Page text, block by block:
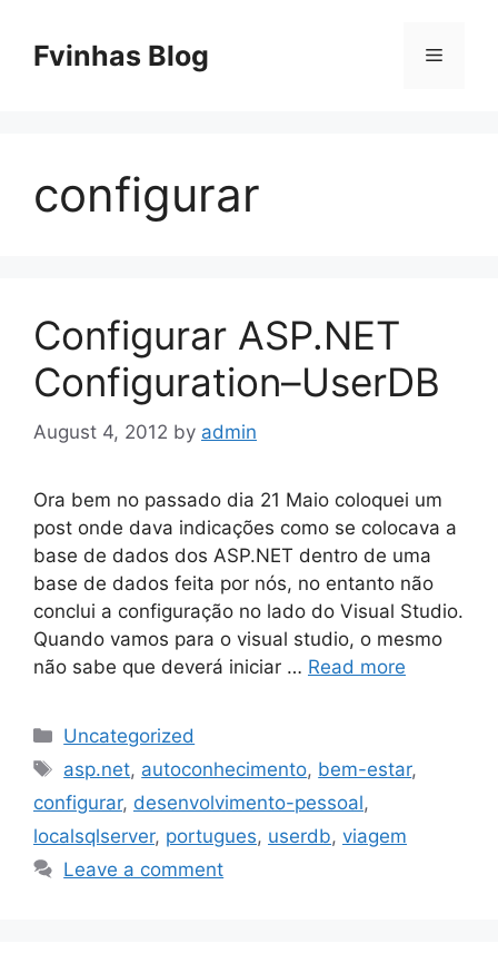
contentFvinhas Blog Menu
configurar
Configurar ASP.NET
Configuration–UserDB
August 4, 2012 by admin
Ora bem no passado dia 21 Maio coloquei um
post onde dava indicações como se colocava a
base de dados dos ASP.NET dentro de uma
base de dados feita por nós, no entanto não
conclui a configuração no lado do Visual Studio.
Quando vamos para o visual studio, o mesmo
não sabe que deverá iniciar … Read more
Categories
Uncategorized
Tags
asp.net, autoconhecimento, bem-estar,
configurar, desenvolvimento-pessoal,
localsqlserver, portugues, userdb, viagem
Leave a comment